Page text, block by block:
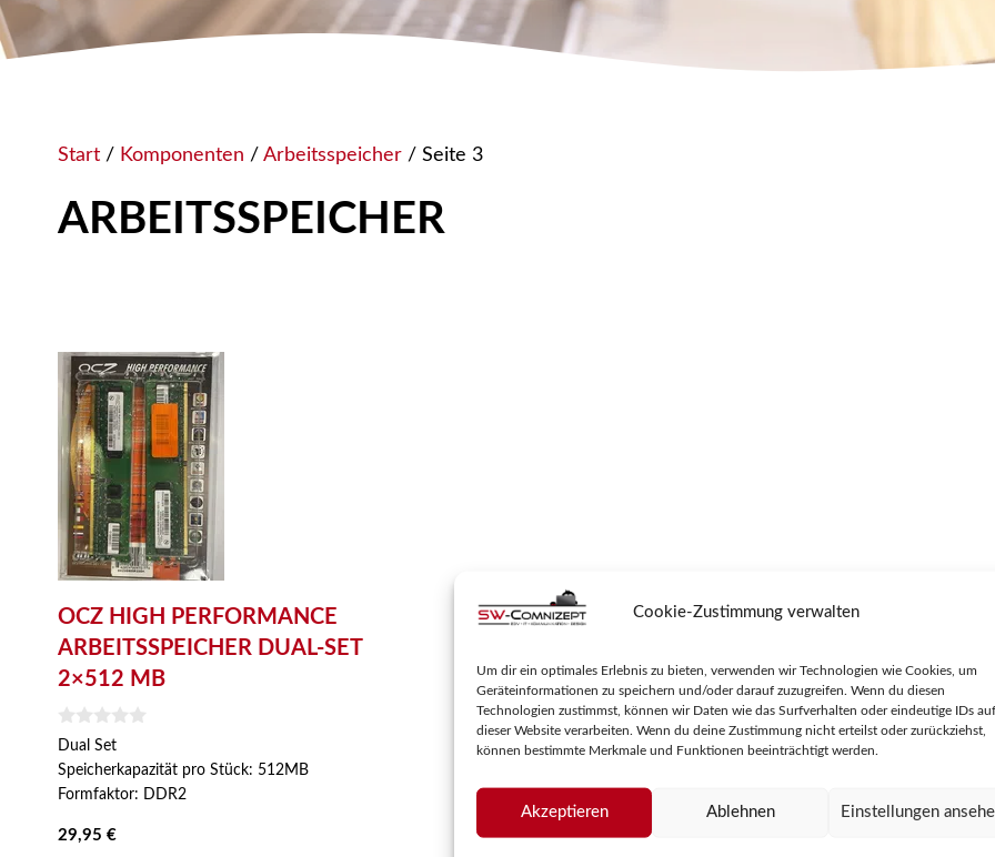
Cookie-Zustimmung verwalten
Um dir ein optimales Erlebnis zu bieten, verwenden wir Technologien wie Cookies, um
Geräteinformationen zu speichern und/oder darauf zuzugreifen. Wenn du diesen
Technologien zustimmst, können wir Daten wie das Surfverhalten oder eindeutige IDs auf
dieser Website verarbeiten. Wenn du deine Zustimmung nicht erteilst oder zurückziehst,
können bestimmte Merkmale und Funktionen beeinträchtigt werden.
Akzeptieren Ablehnen Einstellungen
Start / Komponenten / Arbeitsspeicher / Seite 3
ARBEITSSPEICHER
OCZ HIGH PERFORMANCE
ARBEITSSPEICHER DUAL-SET
2×512 MB
0
v
o
n
Dual Set
Speicherkapazität pro Stück: 512MB
Formfaktor: DDR2
29,95 €